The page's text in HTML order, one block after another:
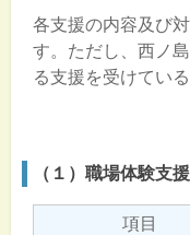
各支援の内容及び
す。ただし、西ノ
る支援を受けてい
（１）職場体験支援
項目